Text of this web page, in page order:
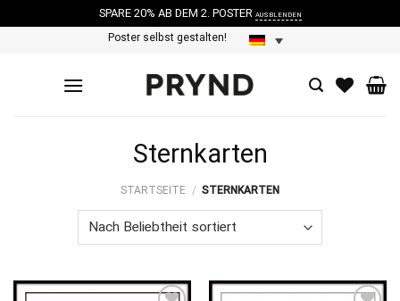
SPARE 20% AB DEM 2. POSTER AUSBLENDEN
Poster selbst gestalten!
Sternkarten
STARTSEITE / STERNKARTEN